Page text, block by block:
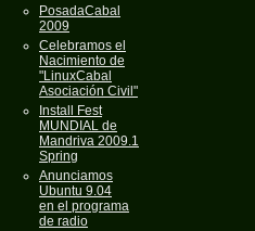
PosadaCabal
2009
Celebramos el
Nacimiento de
"LinuxCabal
Asociación Civil"
Install Fest
MUNDIAL de
Mandriva 2009.1
Spring
Anunciamos
Ubuntu 9.04
en el programa
de radio